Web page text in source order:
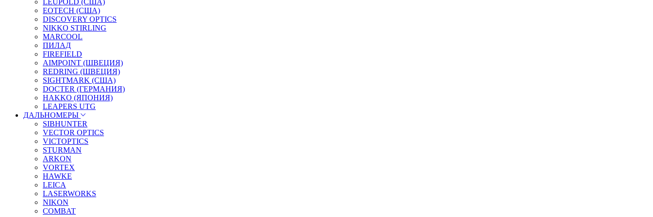
LEUPOLD (США)
EOTECH (США)
DISCOVERY OPTICS
NIKKO STIRLING
MARCOOL
ПИЛАД
FIREFIELD
AIMPOINT (ШВЕЦИЯ)
REDRING (ШВЕЦИЯ)
SIGHTMARK (США)
DOCTER (ГЕРМАНИЯ)
HAKKO (ЯПОНИЯ)
LEAPERS UTG
ДАЛЬНОМЕРЫ
SIBHUNTER
VECTOR OPTICS
VICTOPTICS
STURMAN
ARKON
VORTEX
HAWKE
LEICA
LASERWORKS
NIKON
COMBAT